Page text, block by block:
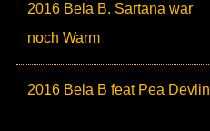
2016 Bela B. Sartana war
noch Warm
2016 Bela B feat Pea Devlin